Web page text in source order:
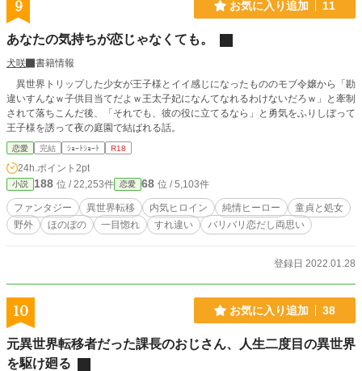
9 お気に入り追加 11
あなたの気持ちが恋じゃなくても。
犬咲
書籍情報
異世界トリップした少女が王子様とイイ感じになったもののモブ令嬢から「勘
違いすんなｗ子供目当てだよｗ王太子妃になんてなれるわけないだろｗ」と牽制
されて落ちこんだ後、「それでも、彼の役に立てるなら」と勇気をふりしぼって
王子様を誘って夜の庭園で結ばれる話。
恋愛 完結 ｼｮｰﾄｼｮｰﾄ R18
24h.ポイント 2pt
小説 188 位 / 22,253件 恋愛 68 位 / 5,103件
ファンタジー 異世界転移 内気ヒロイン 純情ヒーロー
童貞と処女
野外
ほのぼの 一目惚れ すれ違い バリバリ恋だし両思い
登録日 2022.01.28
10 お気に入り追加 38
元異世界転移者だった課長のおじさん、人生二度目の異世界
を駆け廻る